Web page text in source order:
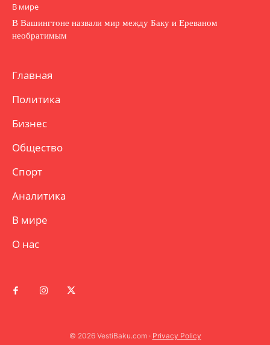
В мире
В Вашингтоне назвали мир между Баку и Ереваном
необратимым
Главная
Политика
Бизнес
Общество
Спорт
Аналитика
В мире
О нас
© 2026 VestiBaku.com · Privacy Policy